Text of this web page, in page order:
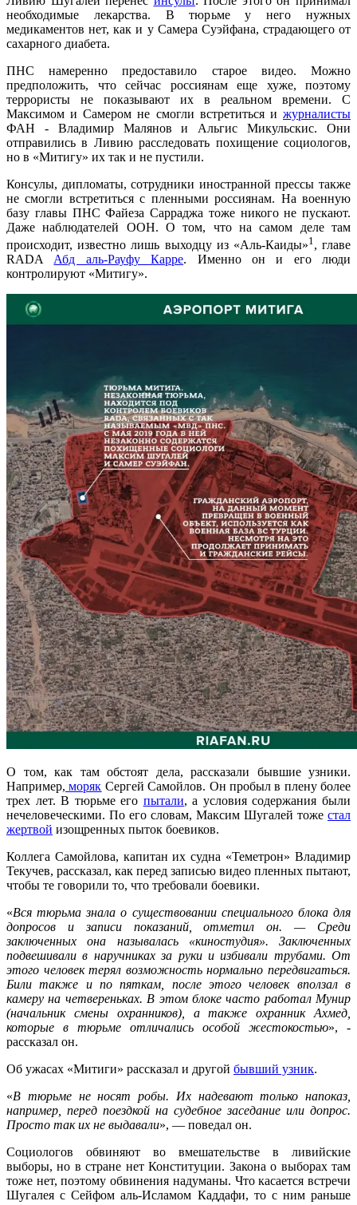
необходимые лекарства. В тюрьме у него нужных
медикаментов нет, как и у Самера Суэйфана, страдающего от
сахарного диабета.
ПНС намеренно предоставило старое видео. Можно
предположить, что сейчас россиянам еще хуже, поэтому
террористы не показывают их в реальном времени. С
Максимом и Самером не смогли встретиться и журналисты
ФАН - Владимир Малянов и Альгис Микульскис. Они
отправились в Ливию расследовать похищение социологов,
но в «Митигу» их так и не пустили.
Консулы, дипломаты, сотрудники иностранной прессы также
не смогли встретиться с пленными россиянам. На военную
базу главы ПНС Файеза Сарраджа тоже никого не пускают.
Даже наблюдателей ООН. О том, что на самом деле там
происходит, известно лишь выходцу из «Аль-Каиды»1 , главе
RADA Абд аль-Рауфу Карре. Именно он
и его люди
контролируют «Митигу».
О том, как там обстоят дела, рассказали бывшие узники.
Например, моряк Сергей Самойлов. Он пробыл в плену более
трех лет. В тюрьме его пытали, а условия содержания были
нечеловеческими. По его словам, Максим Шугалей тоже стал
жертвой изощренных пыток боевиков.
Коллега Самойлова, капитан их судна «Теметрон» Владимир
Текучев, рассказал, как перед записью видео пленных пытают,
чтобы те говорили то, что требовали боевики.
«Вся тюрьма знала о существовании специального блока для
допросов и записи показаний, отметил он. — Среди
заключенных она называлась «киностудия». Заключенных
подвешивали в наручниках за руки и избивали трубами. От
этого человек терял возможность нормально передвигаться.
Били также и по пяткам, после этого человек вползал в
камеру на четвереньках. В этом блоке часто работал Мунир
(начальник смены охранников), а также охранник Ахмед,
которые в тюрьме отличались особой жестокостью», -
рассказал он.
Об ужасах «Митиги» рассказал и другой бывший узник.
«В тюрьме не носят робы. Их надевают только напоказ,
например, перед поездкой на судебное заседание или допрос.
Просто так их не выдавали», — поведал он.
Социологов обвиняют во вмешательстве в ливийские
выборы, но в стране нет Конституции. Закона о выборах там
тоже нет, поэтому обвинения надуманы. Что касается встречи
Шугалея с Сейфом аль-Исламом Каддафи, то с ним раньше